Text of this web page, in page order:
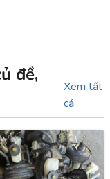
đề,
Xem tất
cả